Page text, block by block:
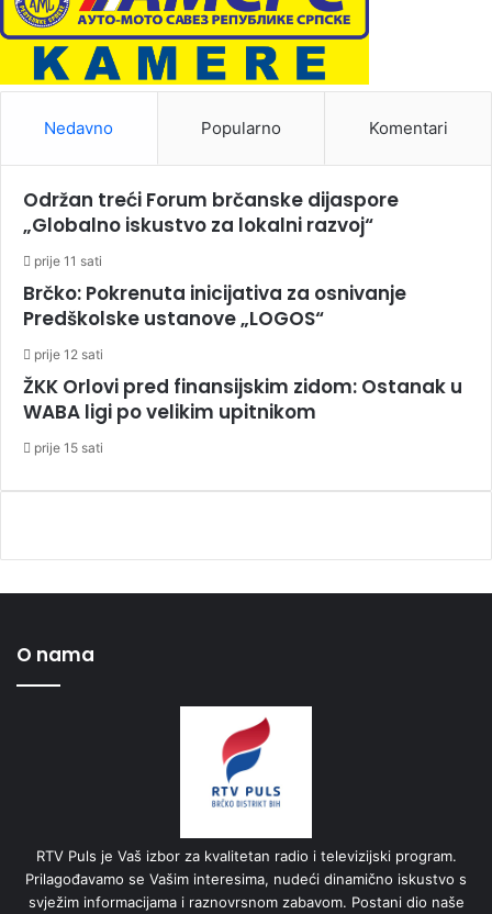
Nedavno Popularno Komentari
Održan treći Forum brčanske dijaspore
„Globalno iskustvo za lokalni razvoj“
prije 11 sati
Brčko: Pokrenuta inicijativa za osnivanje
Predškolske ustanove „LOGOS“
prije 12 sati
ŽKK Orlovi pred finansijskim zidom: Ostanak u
WABA ligi po velikim upitnikom
prije 15 sati
O nama
RTV Puls je Vaš izbor za kvalitetan radio i televizijski program.
Prilagođavamo se Vašim interesima, nudeći dinamično iskustvo s
svježim informacijama i raznovrsnom zabavom. Postani dio naše